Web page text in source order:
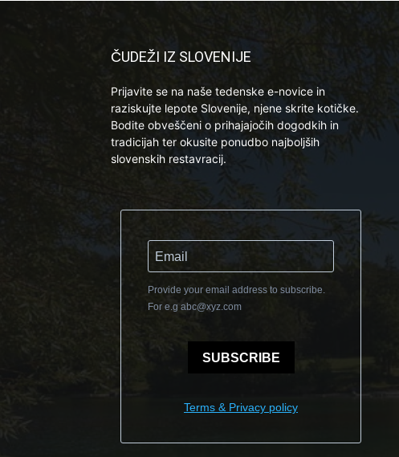
ČUDEŽI IZ SLOVENIJE
Prijavite se na naše tedenske e-novice in
raziskujte lepote Slovenije, njene skrite kotičke.
Bodite obveščeni o prihajajočih dogodkih in
tradicijah ter okusite ponudbo najboljših
slovenskih restavracij.
Provide your email address to subscribe.
For e.g abc@xyz.com
SUBSCRIBE
Terms & Privacy policy